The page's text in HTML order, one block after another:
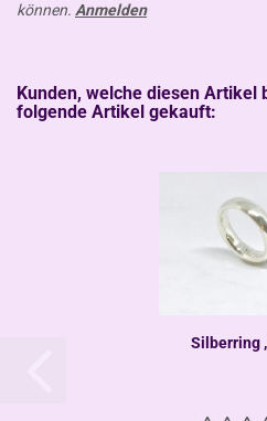
können. Anmelden
Kunden, welche diesen Artikel
folgende Artikel gekauft:
Silberring